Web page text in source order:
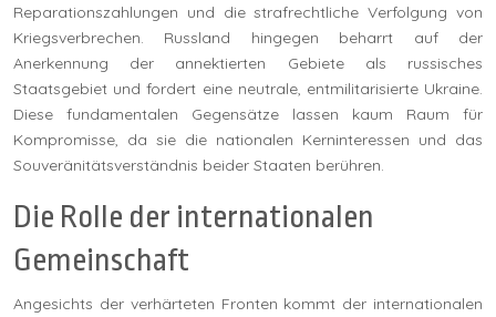
Reparationszahlungen und die strafrechtliche Verfolgung von
Kriegsverbrechen. Russland hingegen beharrt auf der
Anerkennung der annektierten Gebiete als russisches
Staatsgebiet und fordert eine neutrale, entmilitarisierte Ukraine.
Diese fundamentalen Gegensätze lassen kaum Raum für
Kompromisse, da sie die nationalen Kerninteressen und das
Souveränitätsverständnis beider Staaten berühren.
Die Rolle der internationalen
Gemeinschaft
Angesichts der verhärteten Fronten kommt der internationalen